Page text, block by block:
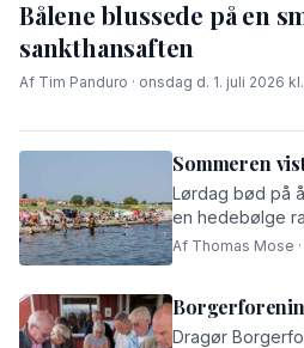
Bålene blussede på en
sankthansaften
Af Tim Panduro · onsdag d. 1. juli 2026
Sommeren
Lørdag bød på
en hedebølge
dele af Europa.
Af Thomas Mose
Dragør